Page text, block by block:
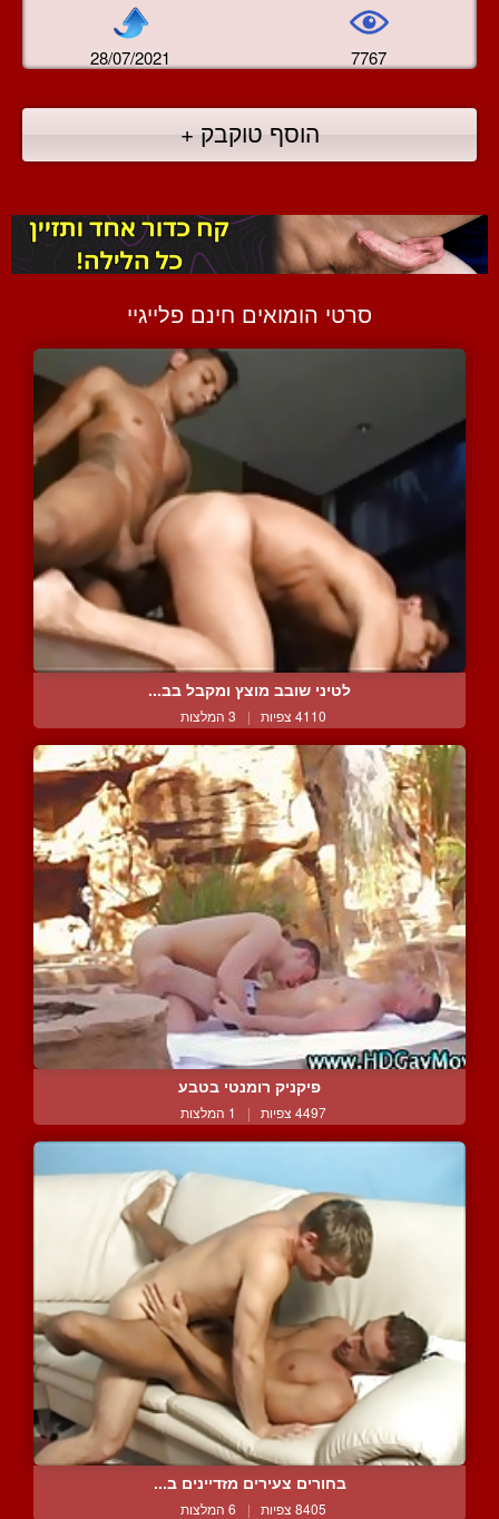
28/07/2021 7767
הוסף טוקבק +
סרטי הומואים חינם פלייגיי
לטיני שובב מוצץ ומקבל בב...
4110 צפיות | 3 המלצות
פיקניק רומנטי בטבע
4497 צפיות | 1 המלצות
בחורים צעירים מזדיינים ב...
8405 צפיות | 6 המלצות